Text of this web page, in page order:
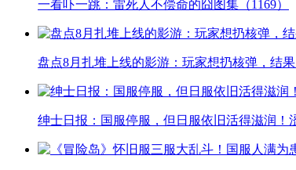
一看吓一跳：雷死人不偿命的囧图集（1169）
盘点8月扎堆上线的影游：玩家想扔核弹，结
绅士日报：国服停服，但日服依旧活得滋润！